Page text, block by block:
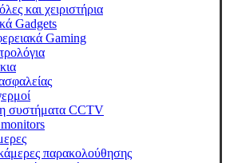
και χειριστήρια
Gadgets
Gaming
συστήματα CCTV
παρακολούθησης